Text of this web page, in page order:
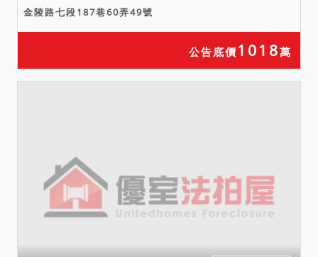
金陵路七段187巷60弄49號
公告底價 1018萬